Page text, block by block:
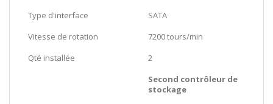
Type d'interface
SATA
Vitesse de rotation
7200 tours/min
Qté installée
2
Second contrôleur de
stockage